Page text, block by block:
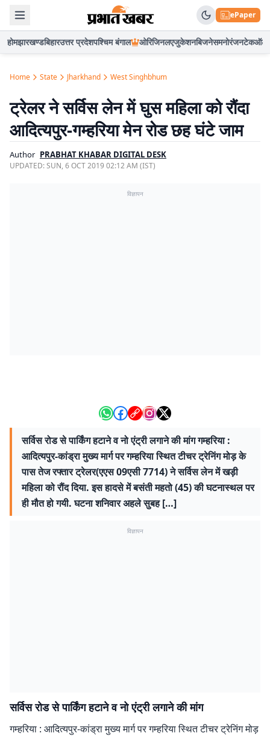
ePaper
होमझारखण्डबिहारउत्तर प्रदेशपश्चिम बंगाल ओरिजिनलएजुकेशनबिजनेसमनोरंजनटेकऑटो
Home State Jharkhand West Singhbhum
ट्रेलर ने सर्विस लेन में घुस महिला को रौंदा
आदित्यपुर-गम्हरिया मेन रोड छह घंटे जाम
Author PRABHAT KHABAR DIGITAL DESK
UPDATED:SUN, 6 OCT 2019 02:12 AM (IST)
विज्ञापन
सर्विस रोड से पार्किंग हटाने व नो एंट्री लगाने की मांग गम्हरिया :
आदित्यपुर-कांड्रा मुख्य मार्ग पर गम्हरिया स्थित टीचर ट्रेनिंग मोड़ के
पास तेज रफ्तार ट्रेलर(एएस 09एसी 7714) ने सर्विस लेन में खड़ी
महिला को रौंद दिया. इस हादसे में बसंती महतो (45) की घटनास्थल पर
ही मौत हो गयी. घटना शनिवार अहले सुबह […]
विज्ञापन
सर्विस रोड से पार्किंग हटाने व नो एंट्री लगाने की मांग
गम्हरिया : आदित्यपुर-कांड्रा मुख्य मार्ग पर गम्हरिया स्थित टीचर ट्रेनिंग मोड़